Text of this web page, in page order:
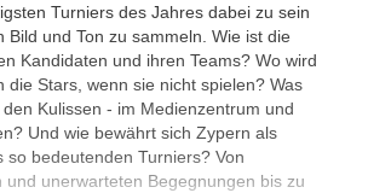
Turniers des Jahres dabei zu sein
Bild und Ton zu sammeln. Wie ist die
Kandidaten und ihren Teams? Wo wird
die Stars, wenn sie nicht spielen? Was
Kulissen - im Medienzentrum und
Und wie bewährt sich Zypern als
so bedeutenden Turniers? Von
und unerwarteten Begegnungen bis zu